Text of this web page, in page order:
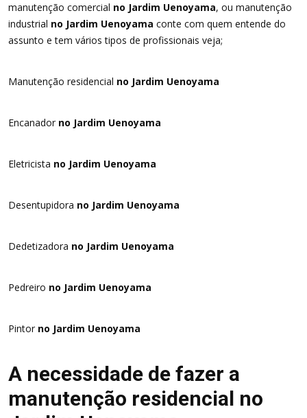
manutenção comercial no Jardim Uenoyama, ou manutenção
industrial no Jardim Uenoyama conte com quem entende do
assunto e tem vários tipos de profissionais veja;
Manutenção residencial no Jardim Uenoyama
Encanador no Jardim Uenoyama
Eletricista no Jardim Uenoyama
Desentupidora no Jardim Uenoyama
Dedetizadora no Jardim Uenoyama
Pedreiro no Jardim Uenoyama
Pintor no Jardim Uenoyama
A necessidade de fazer a
manutenção residencial no